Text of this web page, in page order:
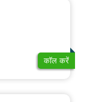
कॉल करें